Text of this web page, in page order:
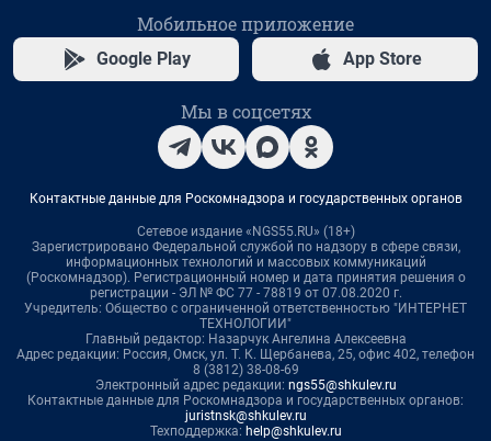
Мобильное приложение
Google Play App Store
Мы в соцсетях
Контактные данные для Роскомнадзора и государственных органов
Сетевое издание «NGS55.RU» (18+)
Зарегистрировано Федеральной службой по надзору в сфере связи,
информационных технологий и массовых коммуникаций
(Роскомнадзор). Регистрационный номер и дата принятия решения о
регистрации - ЭЛ № ФС 77 - 78819 от 07.08.2020 г.
Учредитель: Общество с ограниченной ответственностью "ИНТЕРНЕТ
ТЕХНОЛОГИИ"
Главный редактор: Назарчук Ангелина Алексеевна
Адрес редакции: Россия, Омск, ул. Т. К. Щербанева, 25, офис 402, телефон
8 (3812) 38-08-69
Электронный адрес редакции: ngs55@shkulev.ru
Контактные данные для Роскомнадзора и государственных органов:
juristnsk@shkulev.ru
Техподдержка: help@shkulev.ru